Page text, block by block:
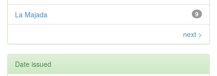
9
La Majada
next >
Date issued